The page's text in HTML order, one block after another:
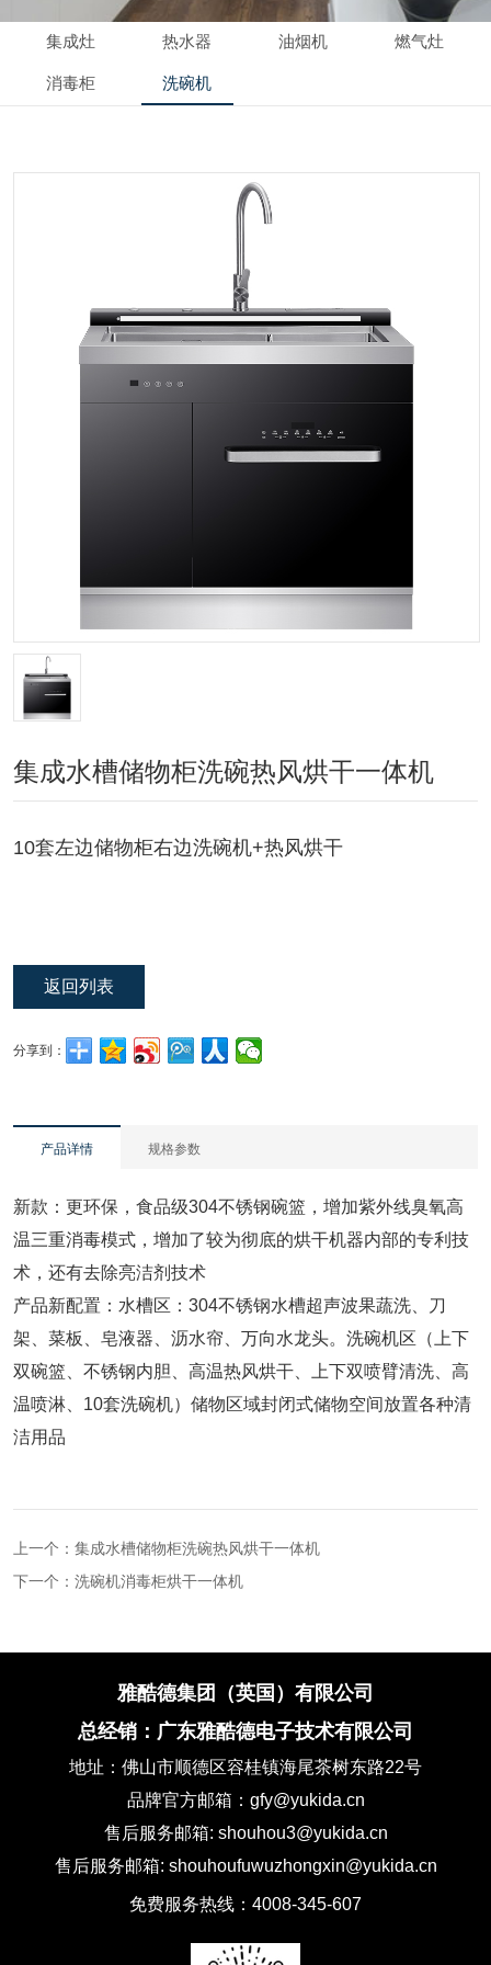
集成灶 热水器 油烟机 燃气灶
消毒柜 洗碗机
集成水槽储物柜洗碗热风烘干一体机
10套左边储物柜右边洗碗机+热风烘干
返回列表
分享到：
产品详情 规格参数
新款：更环保，食品级304不锈钢碗篮，增加紫外线臭氧高
温三重消毒模式，增加了较为彻底的烘干机器内部的专利技
术，还有去除亮洁剂技术
产品新配置：水槽区：304不锈钢水槽超声波果蔬洗、刀
架、菜板、皂液器、沥水帘、万向水龙头。洗碗机区（上下
双碗篮、不锈钢内胆、高温热风烘干、上下双喷臂清洗、高
温喷淋、10套洗碗机）储物区域封闭式储物空间放置各种清
洁用品
上一个： 集成水槽储物柜洗碗热风烘干一体机
下一个： 洗碗机消毒柜烘干一体机
雅酷德集团（英国）有限公司
总经销：广东雅酷德电子技术有限公司
地址：佛山市顺德区容桂镇海尾茶树东路22号
品牌官方邮箱：gfy@yukida.cn
售后服务邮箱: shouhou3@yukida.cn
售后服务邮箱: shouhoufuwuzhongxin@yukida.cn
免费服务热线：4008-345-607